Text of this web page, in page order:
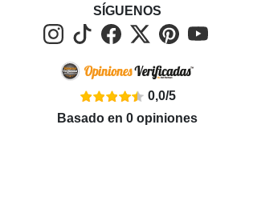
SÍGUENOS
0,0/5
Basado en 0opiniones